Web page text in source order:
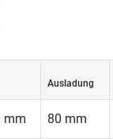
Ausladung
mm 80 mm